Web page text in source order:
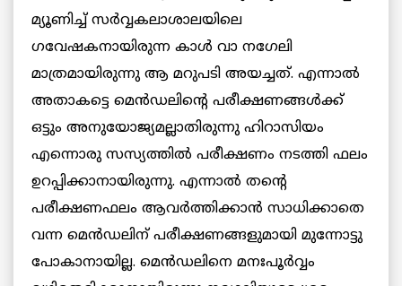
മ്യൂണിച്ച് സര്‍വ്വകലാശാലയിലെ
ഗവേഷകനായിരുന്ന കാള്‍ വാ നഗേലി
മാത്രമായിരുന്നു ആ മറുപടി അയച്ചത്. എന്നാല്‍
അതാകട്ടെ മെന്‍ഡലിന്റെ പരീക്ഷണങ്ങള്‍ക്ക്
ഒട്ടും അനുയോജ്യമല്ലാതിരുന്നു ഹിറാസിയം
എന്നൊരു സസ്യത്തില്‍ പരീക്ഷണം നടത്തി ഫലം
ഉറപ്പിക്കാനായിരുന്നു. എന്നാല്‍ തന്റെ
പരീക്ഷണഫലം ആവര്‍ത്തിക്കാന്‍ സാധിക്കാതെ
വന്ന മെന്‍ഡലിന് പരീക്ഷണങ്ങളുമായി മുന്നോട്ടു
പോകാനായില്ല. മെന്‍ഡലിനെ മനഃപൂര്‍വ്വം